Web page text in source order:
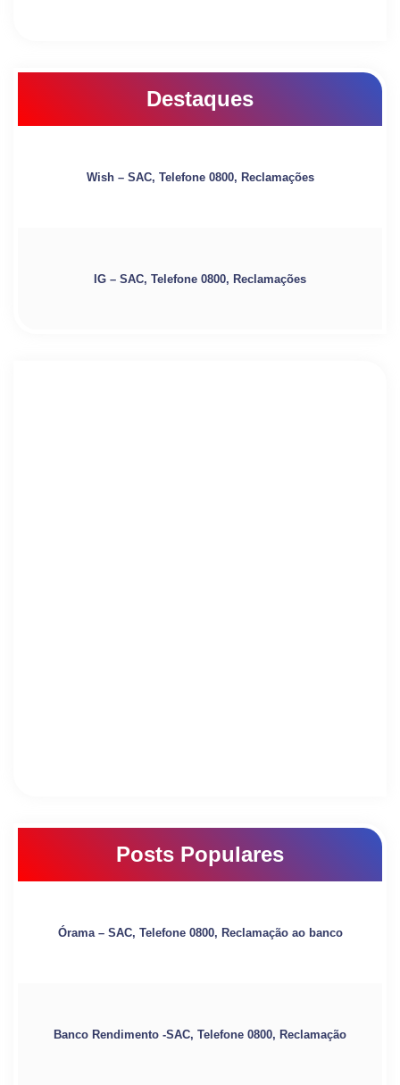
Destaques
Wish – SAC, Telefone 0800, Reclamações
IG – SAC, Telefone 0800, Reclamações
Posts Populares
Órama – SAC, Telefone 0800, Reclamação ao banco
Banco Rendimento -SAC, Telefone 0800, Reclamação